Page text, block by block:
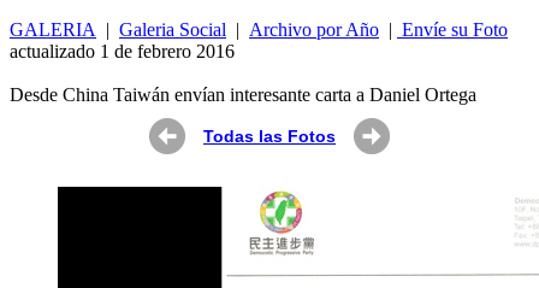
GALERIA
| Galeria Social | Archivo por Año | Envíe su Foto
actualizado 1 de febrero 2016
Desde China Taiwán envían interesante carta a Daniel Ortega
Todas las Fotos